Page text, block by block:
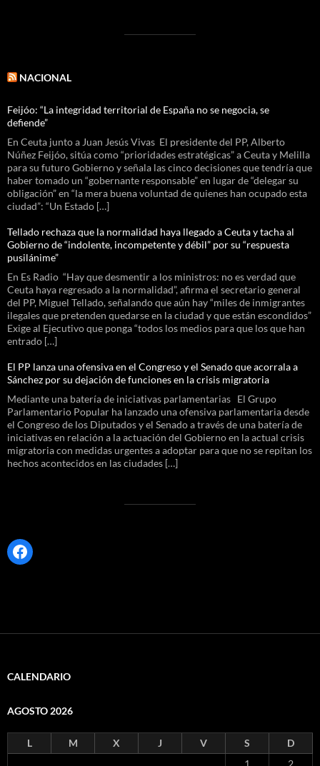
NACIONAL
Feijóo: “La integridad territorial de España no se negocia, se
defiende”
En Ceuta junto a Juan Jesús Vivas El presidente del PP, Alberto
Núñez Feijóo, sitúa como “prioridades estratégicas” a Ceuta y Melilla
para su futuro Gobierno y señala las cinco decisiones que tendría que
haber tomado un “gobernante responsable” en lugar de “delegar su
obligación” en “la mera buena voluntad de quienes han ocupado esta
ciudad”: “Un Estado […]
Tellado rechaza que la normalidad haya llegado a Ceuta y tacha al
Gobierno de “indolente, incompetente y débil” por su “respuesta
pusilánime”
En Es Radio “Hay que desmentir a los ministros: no es verdad que
Ceuta haya regresado a la normalidad”, afirma el secretario general
del PP, Miguel Tellado, señalando que aún hay “miles de inmigrantes
ilegales que pretenden quedarse en la ciudad y que están escondidos”
Exige al Ejecutivo que ponga “todos los medios para que los que han
entrado […]
El PP lanza una ofensiva en el Congreso y el Senado que acorrala a
Sánchez por su dejación de funciones en la crisis migratoria
Mediante una batería de iniciativas parlamentarias El Grupo
Parlamentario Popular ha lanzado una ofensiva parlamentaria desde
el Congreso de los Diputados y el Senado a través de una batería de
iniciativas en relación a la actuación del Gobierno en la actual crisis
migratoria con medidas urgentes a adoptar para que no se repitan los
hechos acontecidos en las ciudades […]
Facebook
CALENDARIO
AGOSTO 2026
L M X J V S
D
1
2